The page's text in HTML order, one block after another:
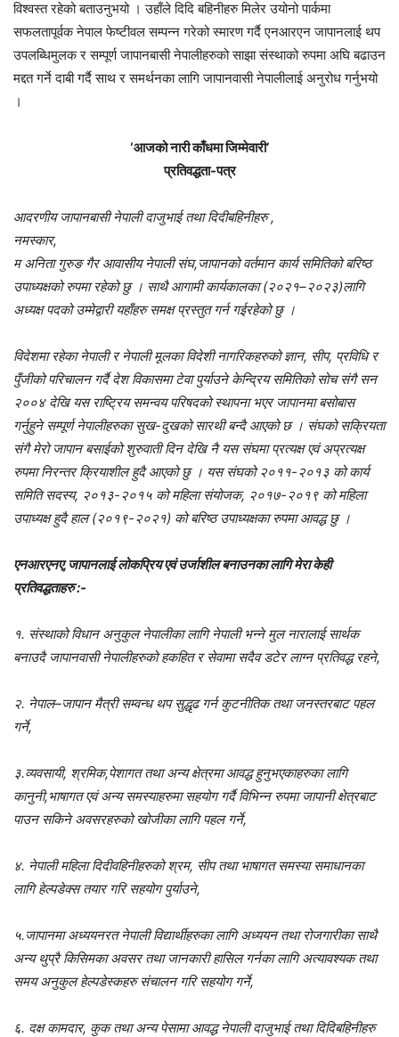
विश्वस्त रहेको बताउनुभयो । उहाँले दिदि बहिनीहरु मिलेर उयोनो पार्कमा
सफलतापूर्वक नेपाल फेष्टीवल सम्पन्न गरेको स्मारण गर्दै एनआरएन जापानलाई थप
उपलब्धिमुलक र सम्पूर्ण जापानबासी नेपालीहरुको साझा संस्थाको रुपमा अघि बढाउन
मद्दत गर्ने दाबी गर्दै साथ र समर्थनका लागि जापानवासी नेपालीलाई अनुरोध गर्नुभयो
।
‘आजको नारी काँधमा जिम्मेवारी’
प्रतिवद्धता-पत्र
आदरणीय जापानबासी नेपाली दाजुभाई तथा दिदीबहिनीहरु ,
नमस्कार,
म अनिता गुरुङ गैर आवासीय नेपाली संघ,जापानको वर्तमान कार्य समितिको बरिष्ठ
उपाध्यक्षको रुपमा रहेको छु । साथै आगामी कार्यकालका (२०२१–२०२३)लागि
अध्यक्ष पदको उम्मेद्वारी यहाँहरु समक्ष प्रस्तुत गर्न गईरहेको छु ।
विदेशमा रहेका नेपाली र नेपाली मूलका विदेशी नागरिकहरुको ज्ञान, सीप, प्रविधि र
पुँजीको परिचालन गर्दै देश विकासमा टेवा पुर्याउने केन्द्रिय समितिको सोच संगै सन
२००४ देखि यस राष्ट्रिय समन्वय परिषदको स्थापना भएर जापानमा बसोबास
गर्नुहुने सम्पूर्ण नेपालीहरुका सुख-दुखको सारथी बन्दै आएको छ । संघको सक्रियता
संगै मेरो जापान बसाईको शुरुवाती दिन देखि नै यस संघमा प्रत्यक्ष एवं अप्रत्यक्ष
रुपमा निरन्तर क्रियाशील हुदै आएको छु । यस संघको २०११-२०१३ को कार्य
समिति सदस्य, २०१३-२०१५ को महिला संयोजक, २०१७-२०१९ को महिला
उपाध्यक्ष हुदै हाल (२०१९-२०२१) को बरिष्ठ उपाध्यक्षका रुपमा आवद्ध छु ।
एनआरएनए,जापानलाई लोकप्रिय एवं उर्जाशील बनाउनका लागि मेरा केही
प्रतिवद्धताहरु :-
१. संस्थाको विधान अनुकुल नेपालीका लागि नेपाली भन्ने मुल नारालाई सार्थक
बनाउदै जापानवासी नेपालीहरुको हकहित र सेवामा सदैव डटेर लाग्न प्रतिवद्ध रहने,
२. नेपाल–जापान मैत्री सम्वन्ध थप सुद्धृढ गर्न कुटनीतिक तथा जनस्तरबाट पहल
गर्ने,
३.व्यवसायी, श्रमिक,पेशागत तथा अन्य क्षेत्रमा आवद्ध हुनुभएकाहरुका लागि
कानुनी,भाषागत एवं अन्य समस्याहरुमा सहयोग गर्दै विभिन्न रुपमा जापानी क्षेत्रबाट
पाउन सकिने अवसरहरुको खोजीका लागि पहल गर्ने,
४. नेपाली महिला दिदीवहिनीहरुको श्रम, सीप तथा भाषागत समस्या समाधानका
लागि हेल्पडेक्स तयार गरि सहयोग पुर्याउने,
५.जापानमा अध्ययनरत नेपाली विद्यार्थीहरुका लागि अध्ययन तथा रोजगारीका साथै
अन्य थुप्रै किसिमका अवसर तथा जानकारी हासिल गर्नका लागि अत्यावश्यक तथा
समय अनुकुल हेल्पडेस्कहरु संचालन गरि सहयोग गर्ने,
६. दक्ष कामदार, कुक तथा अन्य पेसामा आवद्ध नेपाली दाजुभाई तथा दिदिबहिनीहरु